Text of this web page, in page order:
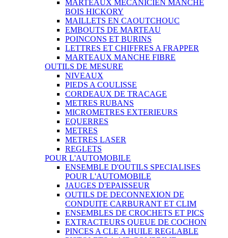
MARTEAUX MECANICIEN MANCHE
BOIS HICKORY
MAILLETS EN CAOUTCHOUC
EMBOUTS DE MARTEAU
POINCONS ET BURINS
LETTRES ET CHIFFRES A FRAPPER
MARTEAUX MANCHE FIBRE
OUTILS DE MESURE
NIVEAUX
PIEDS A COULISSE
CORDEAUX DE TRACAGE
METRES RUBANS
MICROMETRES EXTERIEURS
EQUERRES
METRES
METRES LASER
REGLETS
POUR L'AUTOMOBILE
ENSEMBLE D'OUTILS SPECIALISES
POUR L'AUTOMOBILE
JAUGES D'EPAISSEUR
OUTILS DE DECONNEXION DE
CONDUITE CARBURANT ET CLIM
ENSEMBLES DE CROCHETS ET PICS
EXTRACTEURS QUEUE DE COCHON
PINCES A CLE A HUILE REGLABLE